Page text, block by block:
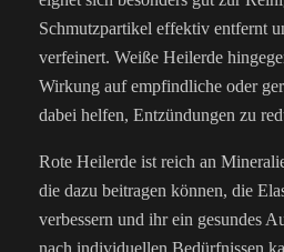
Schmutzpartikel effektiv entfernt
verfeinert. Weiße Heilerde
Wirkung auf empfindliche oder
dabei helfen, Entzündungen zu
Rote Heilerde ist reich an
die dazu beitragen können, die
verbessern und ihr ein gesundes
nach individuellen Bedürfnissen